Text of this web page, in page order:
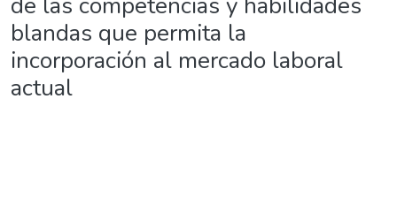
blandas que permita la
incorporación al mercado laboral
actual